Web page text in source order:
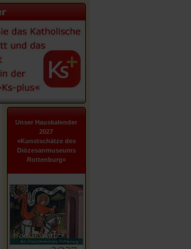
Unser Hauskalender
2027
»Kunstschätze des
Diözesanmuseums
Rottenburg«